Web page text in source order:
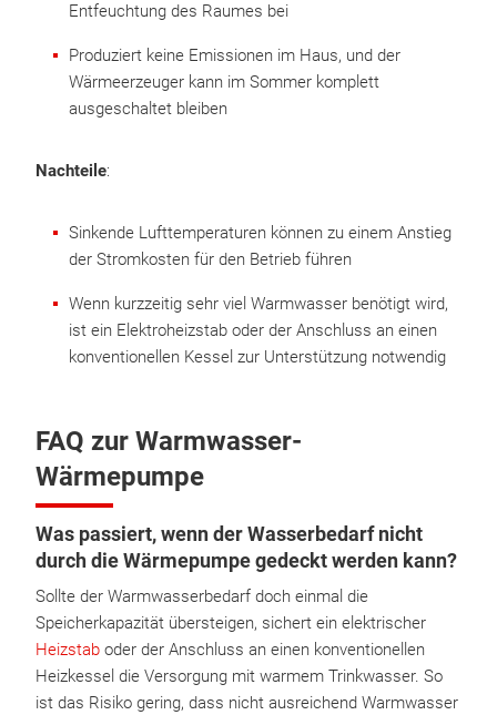
Entfeuchtung des Raumes bei
Produziert keine Emissionen im Haus, und der
Wärmeerzeuger kann im Sommer komplett
ausgeschaltet bleiben
Nachteile:
Sinkende Lufttemperaturen können zu einem Anstieg
der Stromkosten für den Betrieb führen
Wenn kurzzeitig sehr viel Warmwasser benötigt wird,
ist ein Elektroheizstab oder der Anschluss an einen
konventionellen Kessel zur Unterstützung notwendig
FAQ zur Warmwasser-
Wärmepumpe
Was passiert, wenn der Wasserbedarf nicht
durch die Wärmepumpe gedeckt werden kann?
Sollte der Warmwasserbedarf doch einmal die
Speicherkapazität übersteigen, sichert ein elektrischer
Heizstab oder der Anschluss an einen konventionellen
Heizkessel die Versorgung mit warmem Trinkwasser. So
ist das Risiko gering, dass nicht ausreichend Warmwasser